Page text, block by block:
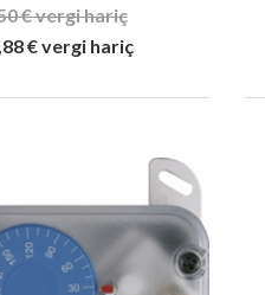
€ vergi hariç
€ vergi hariç